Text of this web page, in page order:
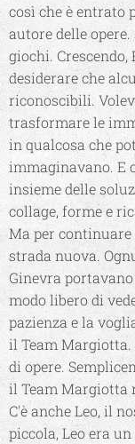
così che è entrato
autore delle
giochi.
desiderare che
riconoscibili.
trasformare le
in qualcosa che
immaginavano. E
insieme delle
collage, forme e
Ma per
strada nuova.
Ginevra
modo libero di
pazienza e la
il Team
di opere.
il Team Margiotta
C'è anche Leo, il
piccola, Leo era